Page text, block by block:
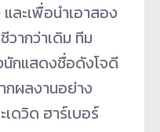
ละเพื่อนำเอาสอง
วากว่าเดิม ทีม
กแสดงชื่อดังโจดี
กผลงานอย่าง
ดวิด ฮาร์เบอร์